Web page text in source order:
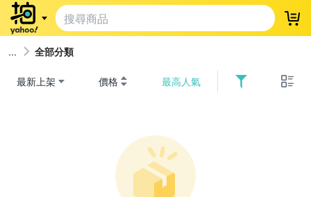
登
全部分類
最新上架 價格 最高人氣